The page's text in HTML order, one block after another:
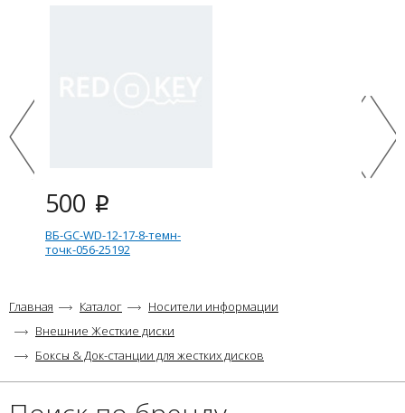
500 i
ВБ-GC-WD-12-17-8-темн-
точк-056-25192
Главная Каталог
Носители информации
Внешние Жесткие диски
Боксы & Док-станции для жестких дисков